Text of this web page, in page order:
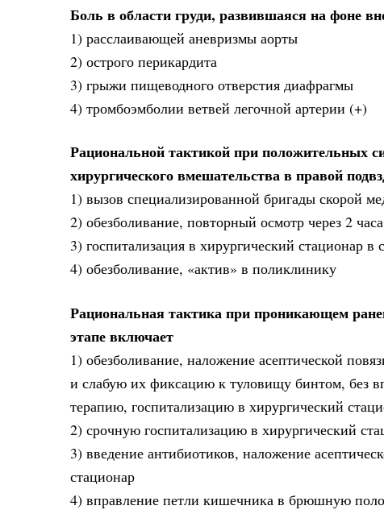
Боль в области груди, развившаяся на фоне
1) расслаивающей аневризмы аорты
2) острого перикардита
3) грыжи пищеводного отверстия диафрагмы
4) тромбоэмболии ветвей легочной артерии (+)
Рациональной тактикой при положительных
хирургического вмешательства в правой
1) вызов специализированной бригады скорой
2) обезболивание, повторный осмотр через 2 часа
3) госпитализация в хирургический стационар в
4) обезболивание, «актив» в поликлинику
Рациональная тактика при проникающем
этапе включает
1) обезболивание, наложение асептической
и слабую их фиксацию к туловищу бинтом, без
терапию, госпитализацию в хирургический
2) срочную госпитализацию в хирургический
3) введение антибиотиков, наложение
стационар
4) вправление петли кишечника в брюшную